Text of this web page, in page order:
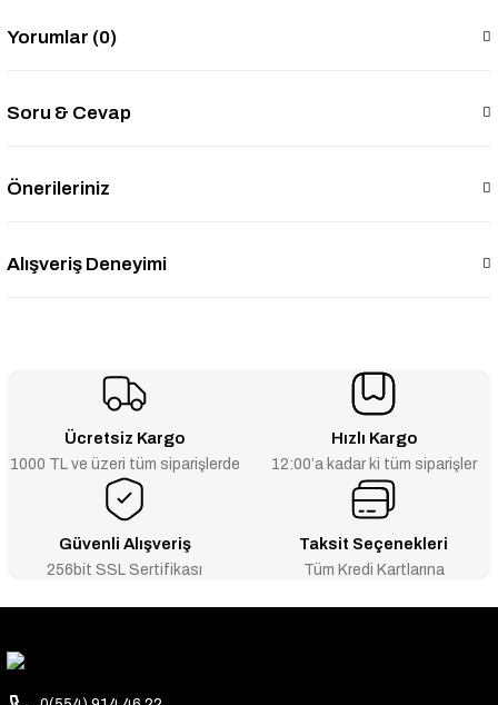
Yorumlar (0)
Soru & Cevap
Önerileriniz
Alışveriş Deneyimi
Ücretsiz Kargo
1000 TL ve üzeri tüm siparişlerde
Hızlı Kargo
12:00’a kadar ki tüm siparişler
Güvenli Alışveriş
256bit SSL Sertifikası
Taksit Seçenekleri
Tüm Kredi Kartlarına